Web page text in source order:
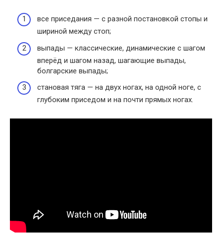
все приседания — с разной постановкой стопы и
шириной между стоп;
выпады — классические, динамические с шагом
вперёд и шагом назад, шагающие выпады,
болгарские выпады;
становая тяга — на двух ногах, на одной ноге, с
глубоким приседом и на почти прямых ногах.